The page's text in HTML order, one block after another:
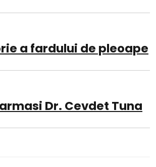
a fardului de pleoape
Dr. Cevdet Tuna